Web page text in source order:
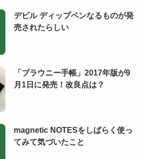
デビル ディップペンなるものが発
売されたらしい
「ブラウニー手帳」2017年版が9
月1日に発売！改良点は？
magnetic NOTESをしばらく使っ
てみて気づいたこと